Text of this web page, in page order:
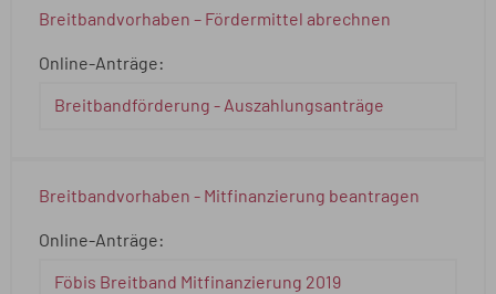
Breitbandvorhaben – Fördermittel abrechnen
Online-Anträge:
Breitbandförderung - Auszahlungsanträge
Breitbandvorhaben - Mitfinanzierung beantragen
Online-Anträge:
Föbis Breitband Mitfinanzierung 2019